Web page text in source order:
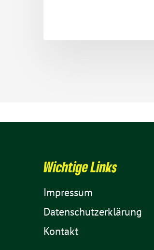
Wich­tige Links
Impressum
Daten­schutz­er­klä­rung
Kontakt